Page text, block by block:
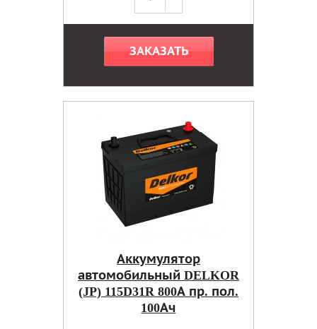
ЗАКАЗАТЬ
Аккумулятор
автомобильный DELKOR
(JP) 115D31R 800А пр. пол.
100Ач